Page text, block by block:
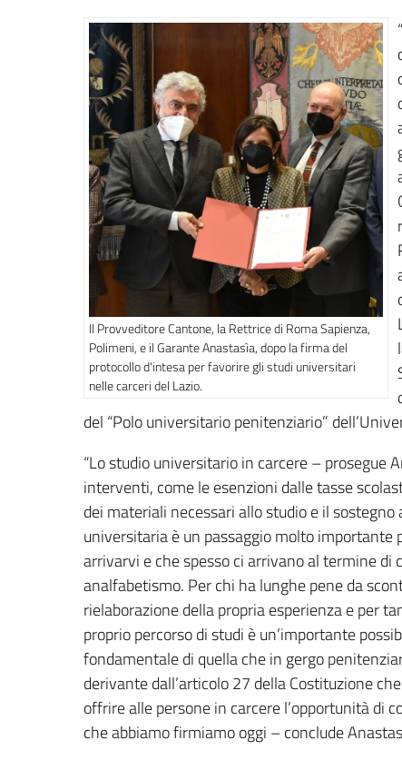
Il Provveditore Cantone, la Rettrice di Roma Sapienza,
Polimeni, e il Garante Anastasìa, dopo la firma del
protocollo d'intesa per favorire gli studi universitari
nelle carceri del Lazio.
del “Polo universitario penitenziario”
“Lo studio universitario in carcere – prosegue
interventi, come le esenzioni dalle tasse
dei materiali necessari allo studio e il
universitaria è un passaggio molto importante
arrivarvi e che spesso ci arrivano al termine di
analfabetismo. Per chi ha lunghe pene da
rielaborazione della propria esperienza e per
proprio percorso di studi è un’importante
fondamentale di quella che in gergo
derivante dall’articolo 27 della Costituzione
offrire alle persone in carcere l’opportunità di
che abbiamo firmiamo oggi – conclude